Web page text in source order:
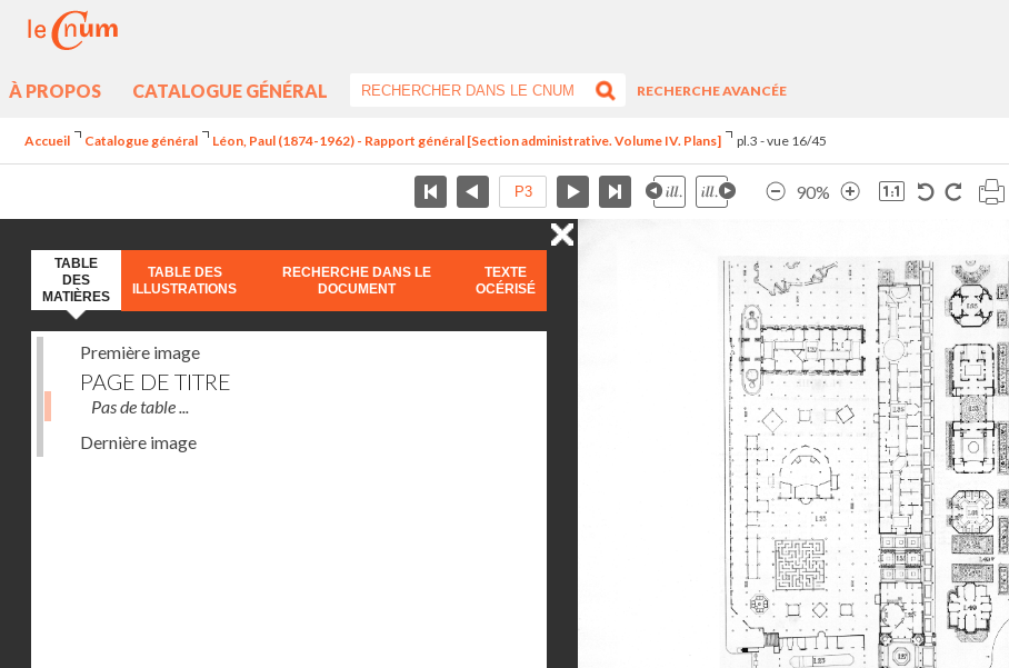
À PROPOS CATALOGUE GÉNÉRAL
RECHERCHE AVANCÉE
Accueil Catalogue général Léon, Paul (1874-1962) - Rapport général [Section administrative. Volume IV. Plans] pl.3 - vue 16/45
90%
TABLE
DES
MATIÈRES
TABLE DES
ILLUSTRATIONS
RECHERCHE DANS LE
DOCUMENT
TEXTE
OCÉRISÉ
Première image
PAGE DE TITRE
Pas de table ...
Dernière image